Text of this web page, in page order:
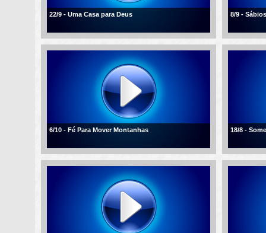
22/9 - Uma Casa para Deus 8/9 -
6/10 - Fé Para Mover Montanhas 18/8 -